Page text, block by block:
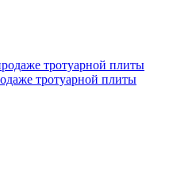
тротуарной плиты